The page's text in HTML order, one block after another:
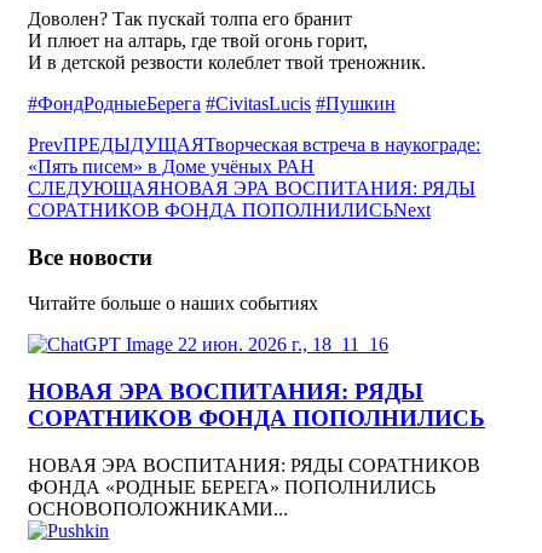
Доволен? Так пускай толпа его бранит
И плюет на алтарь, где твой огонь горит,
И в детской резвости колеблет твой треножник.
#ФондРодныеБерега #CivitasLucis #Пушкин
PrevПРЕДЫДУЩАЯТворческая встреча в наукограде:
«Пять писем» в Доме учёных РАН
СЛЕДУЮЩАЯНОВАЯ ЭРА ВОСПИТАНИЯ: РЯДЫ
СОРАТНИКОВ ФОНДА ПОПОЛНИЛИСЬNext
Все новости
Читайте больше о наших событиях
НОВАЯ ЭРА ВОСПИТАНИЯ: РЯДЫ
СОРАТНИКОВ ФОНДА ПОПОЛНИЛИСЬ
НОВАЯ ЭРА ВОСПИТАНИЯ: РЯДЫ СОРАТНИКОВ
ФОНДА «РОДНЫЕ БЕРЕГА» ПОПОЛНИЛИСЬ
ОСНОВОПОЛОЖНИКАМИ...